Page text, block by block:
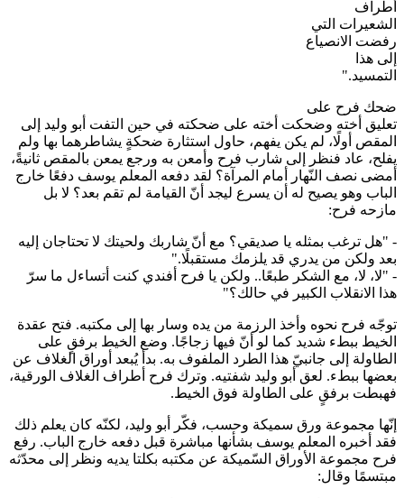
أطراف
الشعيرات التي
رفضت الانصياع
إلى هذا
التمسيد."
ضحك فرح على
تعليق أخته وضحكت أخته على ضحكته في حين التفت أبو وليد إلى
المقص أولًا، لم يكن يفهم، حاول استثارة ضحكةٍ يشاطرهما بها ولم
يفلح، عاد فنظر إلى شارب فرح وأمعن به ورجع يمعن بالمقص ثانيةً،
أمضى نصف النّهار أمام المرآة؟ لقد دفعه المعلم يوسف دفعًا خارج
الباب وهو يصيح له أن يسرع ليجد أنّ القيامة لم تقم بعد؟ لا بل
مازحه فرح:
- "هل ترغب بمثله يا صديقي؟ مع أنّ شاربك ولحيتك لا تحتاجان إليه
بعد ولكن من يدري قد يلزمك مستقبلًا."
- "لا، لا، مع الشكر طبعًا.. ولكن يا فرح أفندي كنت أتساءل ما سرّ
هذا الانقلاب الكبير في حالك؟"
توجّه فرح نحوه وأخذ الرزمة من يده وسار بها إلى مكتبه. فتح عقدة
الخيط ببطء شديد كما لو أنّ فيها زجاجًا. وضع الخيط برفقٍ على
الطاولة إلى جانبيّ هذا الطرد الملفوف به. بدأ يُبعد أوراق الغلاف عن
بعضها ببطء. لعق أبو وليد شفتيه. وترك فرح أطراف الغلاف الورقية،
فهبطت برفقٍ على الطاولة فوق الخيط.
إنّها مجموعة ورق سميكة وحسب، فكّر أبو وليد، لكنّه كان يعلم ذلك
فقد أخبره المعلم يوسف بشأنها مباشرة قبل دفعه خارج الباب. رفع
فرح مجموعة الأوراق السّميكة عن مكتبه بكلتا يديه ونظر إلى محدّثه
مبتسمًا وقال: